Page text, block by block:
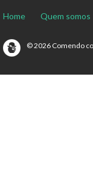
Home Quem somos
© 2026 Comendo